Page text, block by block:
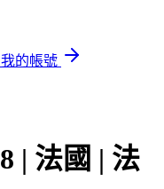
我的帳號
| 法國 | 法